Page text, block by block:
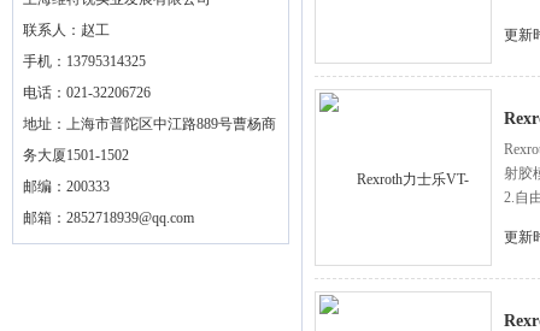
联系人：赵工
手机：13795314325
电话：021-32206726
地址：上海市普陀区中江路889号曹杨商
务大厦1501-1502
邮编：200333
邮箱： 2852718939@qq.com
更新
射胶
2.自
更新